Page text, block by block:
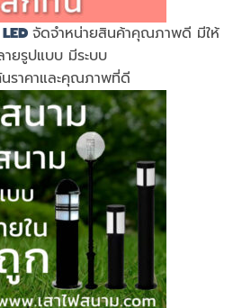
จัดจำหน่ายสินค้าคุณภาพดี มีให้
ายรูปแบบ มีระบบ
นราคาและคุณภาพที่ดี